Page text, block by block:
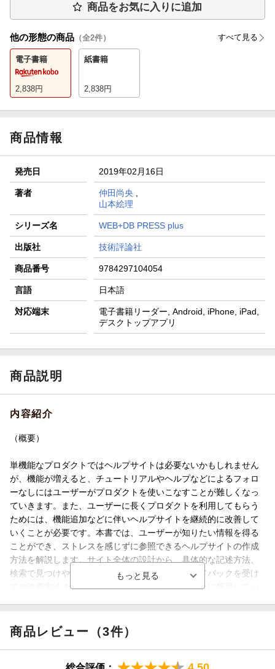
商品をお気に入りに追加
他の形態の商品 （全2件） すべて見る
電子書籍
2,838円
紙書籍
2,838円
商品情報
発売日 2019年02月16日
著者 仲田尚央
山本絵理
シリーズ名 WEB+DB PRESS plus
出版社 技術評論社
商品番号 9784297104054
言語 日本語
対応端末
電子書籍リーダー, Android, iPhone, iPad,
デスクトップアプリ
商品説明
内容紹介
（概要）
単機能なプロダクトではヘルプサイトは必要ないかもしれません
が、機能が増えると、チュートリアルやヘルプなどによるフォロ
ーなしにはユーザーがプロダクトを使いこなすことが難しくなっ
ていきます。また、ユーザーに長くプロダクトを利用してもらう
ためには、機能追加などに伴いヘルプサイトを継続的に改善して
いくことが必要です。本書では、ユーザーが知りたい情報を得る
ことができ、ストレスを感じずに参照できるヘルプサイトの作成
方法を解説します。サイト全体の設計から、具体的な記述方法、
検索で見つけやすくする方法、ユーザーのフィードバックを受け
ての改善方法まで、ドキュメント作成の専門チームに所属してい
商品レビュー（3件）